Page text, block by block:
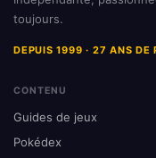
toujours.
DEPUIS 1999 · 27 ANS DE
CONTENU
Guides de jeux
Pokédex